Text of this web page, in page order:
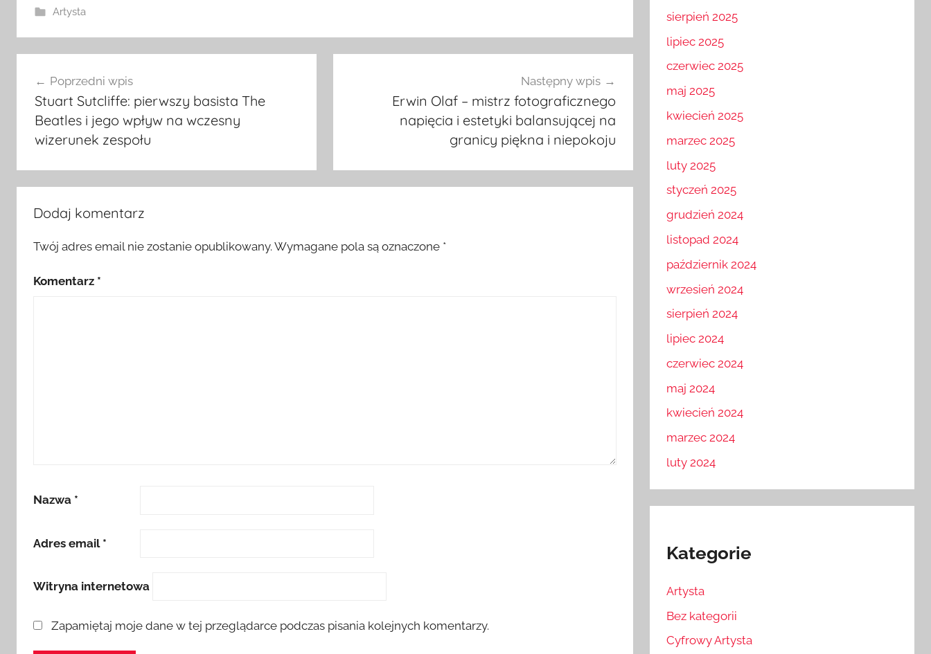
Artysta
wpisuPoprzedni wpis
Stuart Sutcliffe: pierwszy basista The
Beatles i jego wpływ na wczesny
wizerunek zespołu
Następny wpis
Erwin Olaf – mistrz fotograficznego
napięcia i estetyki balansującej na
granicy piękna i niepokoju
Dodaj komentarz
Twój adres email nie zostanie opublikowany. Wymagane pola są oznaczone *
Komentarz *
Nazwa *
Adres email *
Witryna internetowa
Zapamiętaj moje dane w tej przeglądarce podczas pisania kolejnych komentarzy.
sierpień 2025
lipiec 2025
czerwiec 2025
maj 2025
kwiecień 2025
marzec 2025
luty 2025
styczeń 2025
grudzień 2024
listopad 2024
październik 2024
wrzesień 2024
sierpień 2024
lipiec 2024
czerwiec 2024
maj 2024
kwiecień 2024
marzec 2024
luty 2024
Kategorie
Artysta
Bez kategorii
Cyfrowy Artysta